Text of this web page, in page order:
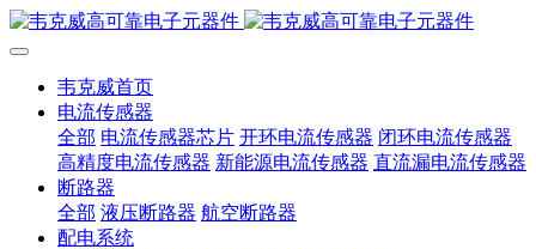
韦克威首页
电流传感器
全部 电流传感器芯片 开环电流传感器 闭环电流传感器
高精度电流传感器 新能源电流传感器 直流漏电流传感器
断路器
全部 液压断路器 航空断路器
配电系统